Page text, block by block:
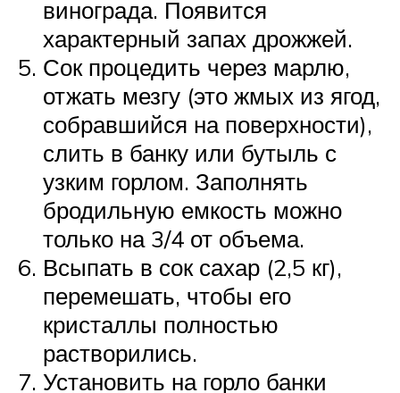
винограда. Появится
характерный запах дрожжей.
Сок процедить через марлю,
отжать мезгу (это жмых из ягод,
собравшийся на поверхности),
слить в банку или бутыль с
узким горлом. Заполнять
бродильную емкость можно
только на 3/4 от объема.
Всыпать в сок сахар (2,5 кг),
перемешать, чтобы его
кристаллы полностью
растворились.
Установить на горло банки